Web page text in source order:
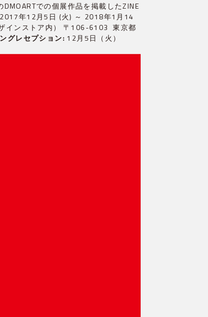
での個展作品を掲載したZINE
年12月5日 (火) ～ 2018年1月14
インストア内） 〒106-6103 東京都
グレセプション: 12月5日（火）